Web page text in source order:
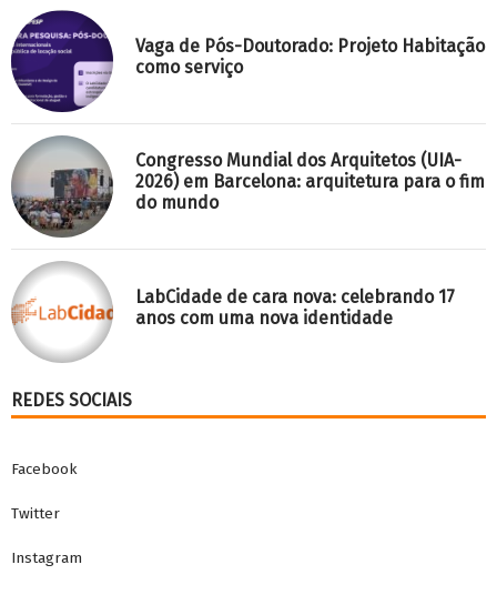
Vaga de Pós-Doutorado: Projeto Habitação
como serviço
Congresso Mundial dos Arquitetos (UIA-
2026) em Barcelona: arquitetura para o fim
do mundo
LabCidade de cara nova: celebrando 17
anos com uma nova identidade
REDES SOCIAIS
Facebook
Twitter
Instagram